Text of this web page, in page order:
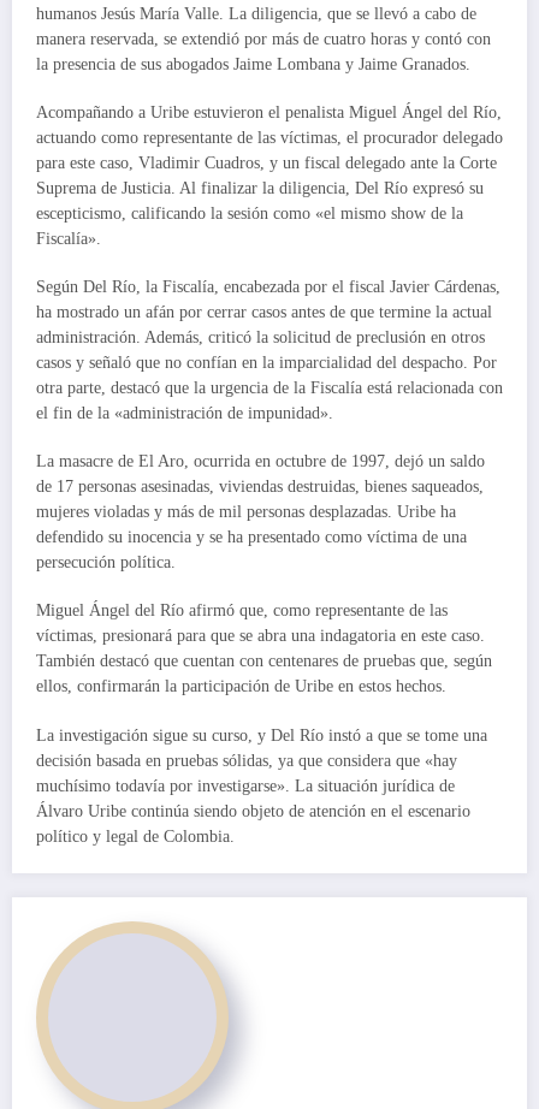
humanos Jesús María Valle. La diligencia, que se llevó a cabo de
manera reservada, se extendió por más de cuatro horas y contó con
la presencia de sus abogados Jaime Lombana y Jaime Granados.
Acompañando a Uribe estuvieron el penalista Miguel Ángel del Río,
actuando como representante de las víctimas, el procurador delegado
para este caso, Vladimir Cuadros, y un fiscal delegado ante la Corte
Suprema de Justicia. Al finalizar la diligencia, Del Río expresó su
escepticismo, calificando la sesión como «el mismo show de la
Fiscalía».
Según Del Río, la Fiscalía, encabezada por el fiscal Javier Cárdenas,
ha mostrado un afán por cerrar casos antes de que termine la actual
administración. Además, criticó la solicitud de preclusión en otros
casos y señaló que no confían en la imparcialidad del despacho. Por
otra parte, destacó que la urgencia de la Fiscalía está relacionada con
el fin de la «administración de impunidad».
La masacre de El Aro, ocurrida en octubre de 1997, dejó un saldo
de 17 personas asesinadas, viviendas destruidas, bienes saqueados,
mujeres violadas y más de mil personas desplazadas. Uribe ha
defendido su inocencia y se ha presentado como víctima de una
persecución política.
Miguel Ángel del Río afirmó que, como representante de las
víctimas, presionará para que se abra una indagatoria en este caso.
También destacó que cuentan con centenares de pruebas que, según
ellos, confirmarán la participación de Uribe en estos hechos.
La investigación sigue su curso, y Del Río instó a que se tome una
decisión basada en pruebas sólidas, ya que considera que «hay
muchísimo todavía por investigarse». La situación jurídica de
Álvaro Uribe continúa siendo objeto de atención en el escenario
político y legal de Colombia.